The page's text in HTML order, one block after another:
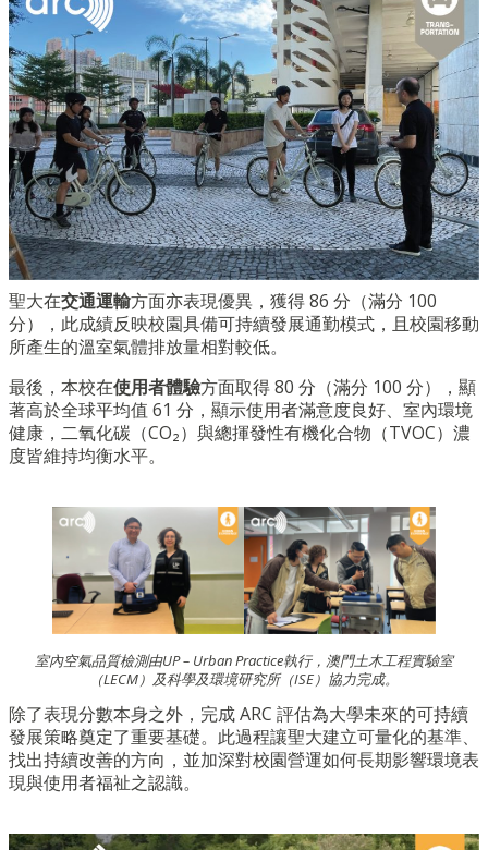
聖大在交通運輸方面亦表現優異，獲得 86 分（滿分 100
分），此成績反映校園具備可持續發展通勤模式，且校園移動
所產生的溫室氣體排放量相對較低。
最後，本校在使用者體驗方面取得 80 分（滿分 100 分），顯
著高於全球平均值 61 分，顯示使用者滿意度良好、室內環境
健康，二氧化碳（CO₂）與總揮發性有機化合物（TVOC）濃
度皆維持均衡水平。
室內空氣品質檢測由UP – Urban Practice執行，澳門土木工程實驗室
（LECM）及科學及環境研究所（ISE）協力完成。
除了表現分數本身之外，完成 ARC 評估為大學未來的可持續
發展策略奠定了重要基礎。此過程讓聖大建立可量化的基準、
找出持續改善的方向，並加深對校園營運如何長期影響環境表
現與使用者福祉之認識。